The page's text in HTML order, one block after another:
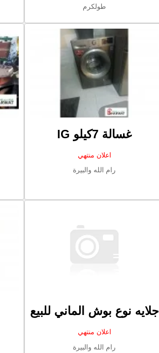
طولكرم
غسالة 7كيلو lG
اعلان منتهي
رام الله والبيرة
جلايه نوع بوش الماني للبيع
اعلان منتهي
رام الله والبيرة